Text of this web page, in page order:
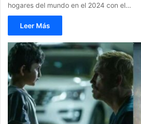
hogares del mundo en el 2024 con el…
Leer Más